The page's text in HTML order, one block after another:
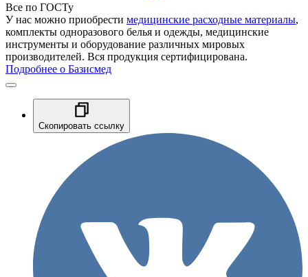
Все по ГОСТу
У нас можно приобрести медицинские расходные материалы,
комплекты одноразового белья и одежды, медицинские
инструменты и оборудование различных мировых
производителей. Вся продукция сертифицирована.
Подробнее о Базисмед
Скопировать ссылку